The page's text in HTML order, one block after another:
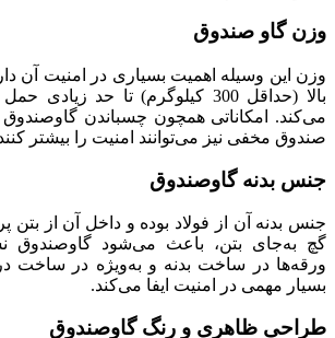
وزن گاو صندوق
وزن این وسیله اهمیت بسیاری در امنیت آن
بالا (حداقل 300 کیلوگرم) تا حد
می‌کند. امکاناتی همچون چسباندن گاوصندوق
صندوق مخفی نیز می‌توانند امنیت را بیشتر
جنس بدنه گاوصندوق
جنس بدنه آن از فولاد بوده و داخل آن از بتن
گچ به‌جای بتن، باعث می‌شود گاوصندوق
ورقه‌ها در ساخت بدنه و به‌ویژه در ساخت
بسیار مهمی در امنیت ایفا می‌کند.
طراحی ظاهری و رنگ گاوصندوق